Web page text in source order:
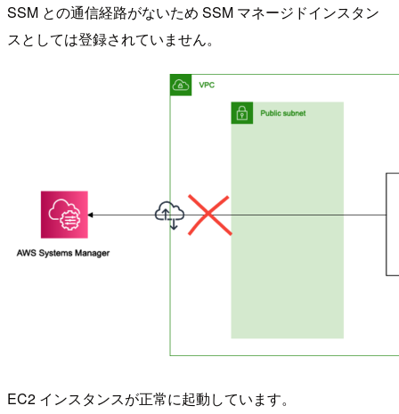
SSM との通信経路がないため SSM マネージドインスタン
スとしては登録されていません。
EC2 インスタンスが正常に起動しています。